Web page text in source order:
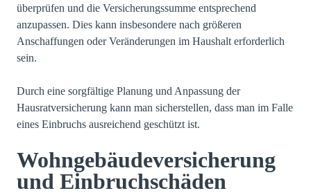
überprüfen und die Versicherungssumme entsprechend
anzupassen. Dies kann insbesondere nach größeren
Anschaffungen oder Veränderungen im Haushalt erforderlich
sein.
Durch eine sorgfältige Planung und Anpassung der
Hausratversicherung kann man sicherstellen, dass man im Falle
eines Einbruchs ausreichend geschützt ist.
Wohngebäudeversicherung
und Einbruchschäden